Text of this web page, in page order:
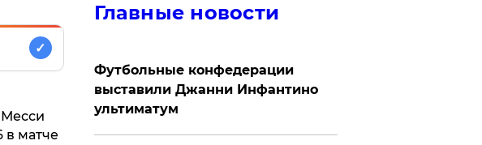
✓
в матче
Главные новости
Футбольные конфедерации
выставили Джанни Инфантино
ультиматум